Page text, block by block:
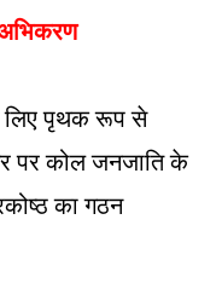
लिए पृथक रूप से
पर कोल जनजाति के
का गठन